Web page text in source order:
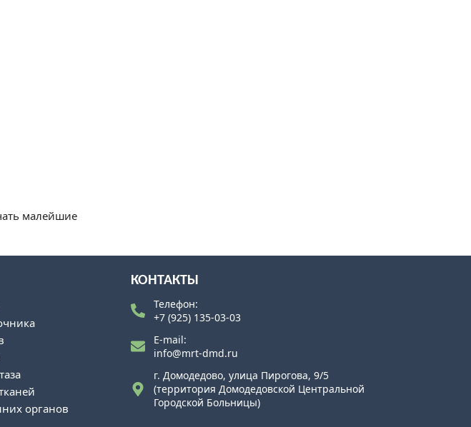
малейшие
органов
КОНТАКТЫ
Телефон:
+7 (925) 135-03-03
E-mail:
info@mrt-dmd.ru
г. Домодедово, улица Пирогова, 9/5
(территория Домодедовской Центральной
Городской Больницы)